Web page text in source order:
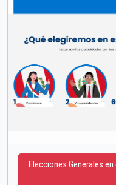
Elecciones Generales